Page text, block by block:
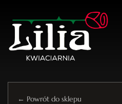
← Powrót do sklepu